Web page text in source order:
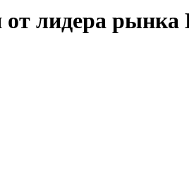
от лидера рынка